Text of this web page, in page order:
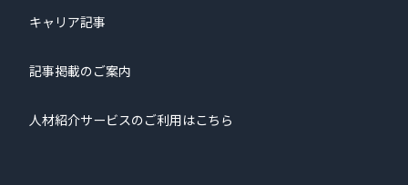
キャリア記事
記事掲載のご案内
人材紹介サービスのご利用はこちら